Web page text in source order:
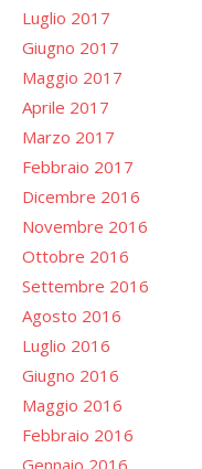
Luglio 2017
Giugno 2017
Maggio 2017
Aprile 2017
Marzo 2017
Febbraio 2017
Dicembre 2016
Novembre 2016
Ottobre 2016
Settembre 2016
Agosto 2016
Luglio 2016
Giugno 2016
Maggio 2016
Febbraio 2016
Gennaio 2016